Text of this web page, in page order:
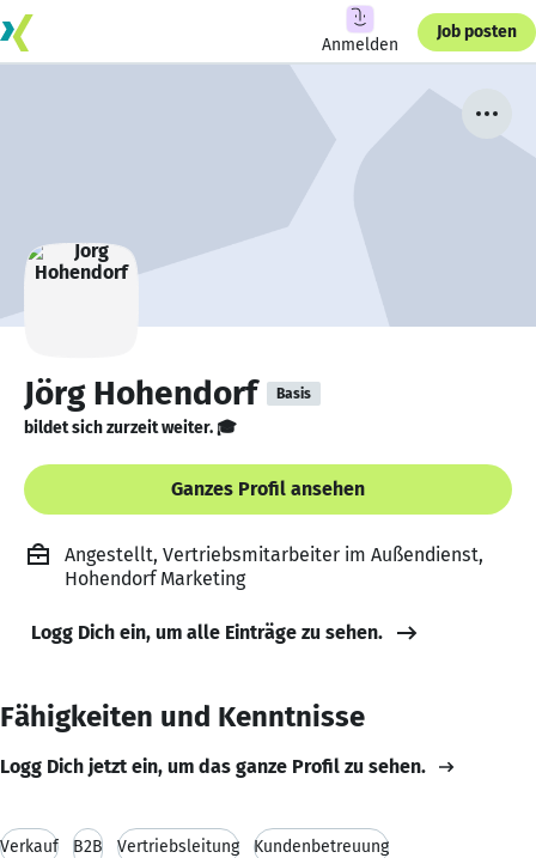
Anmelden
Job posten
Jörg Hohendorf Basis
bildet sich zurzeit weiter. 🎓
Ganzes Profil ansehen
Angestellt, Vertriebsmitarbeiter im Außendienst,
Hohendorf Marketing
Logg Dich ein, um alle Einträge zu sehen.
Fähigkeiten und Kenntnisse
Logg Dich jetzt ein, um das ganze Profil zu sehen.
Verkauf B2B Vertriebsleitung Kundenbetreuung